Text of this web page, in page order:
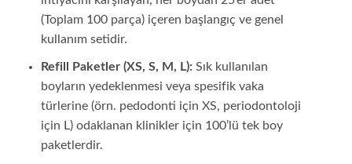
(Toplam 100 parça) içeren başlangıç ve genel
kullanım setidir.
Refill Paketler (XS, S, M, L):Sık kullanılan
boyların yedeklenmesi veya spesifik vaka
türlerine (örn. pedodonti için XS, periodontoloji
için L) odaklanan klinikler için 100’lü tek boy
paketlerdir.